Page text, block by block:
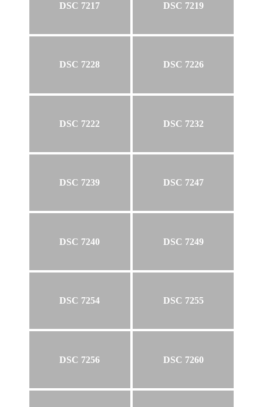
DSC 7217 DSC 7219
DSC 7228 DSC 7226
DSC 7222 DSC 7232
DSC 7239 DSC 7247
DSC 7240 DSC 7249
DSC 7254 DSC 7255
DSC 7256 DSC 7260